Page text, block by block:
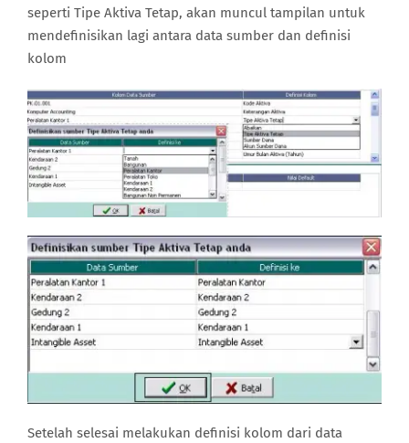
seperti Tipe Aktiva Tetap, akan muncul tampilan untuk
mendefinisikan lagi antara data sumber dan definisi
kolom
Setelah selesai melakukan definisi kolom dari data